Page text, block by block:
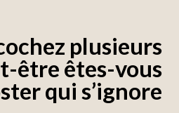
plusieurs
être êtes-vous
qui s’ignore